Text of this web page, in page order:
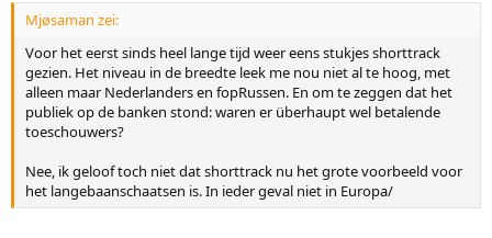
Mjøsaman zei:
Voor het eerst sinds heel lange tijd weer eens stukjes shorttrack
gezien. Het niveau in de breedte leek me nou niet al te hoog, met
alleen maar Nederlanders en fopRussen. En om te zeggen dat het
publiek op de banken stond: waren er überhaupt wel betalende
toeschouwers?
Nee, ik geloof toch niet dat shorttrack nu het grote voorbeeld voor
het langebaanschaatsen is. In ieder geval niet in Europa/